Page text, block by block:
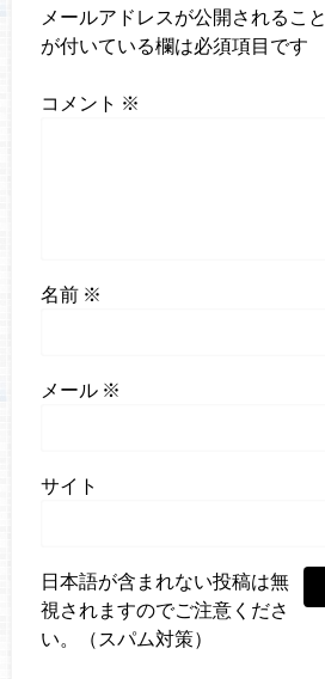
メールアドレスが公開されるこ
が付いている欄は必須項目です
コメント ※
名前 ※
メール ※
サイト
日本語が含まれない投稿は無
視されますのでご注意くださ
い。（スパム対策）